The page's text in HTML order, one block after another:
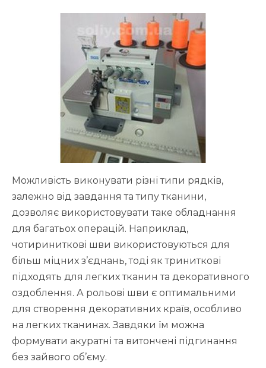
Можливість виконувати різні типи рядків,
залежно від завдання та типу тканини,
дозволяє використовувати таке обладнання
для багатьох операцій. Наприклад,
чотириниткові шви використовуються для
більш міцних з’єднань, тоді як триниткові
підходять для легких тканин та декоративного
оздоблення. А рольові шви є оптимальними
для створення декоративних країв, особливо
на легких тканинах. Завдяки їм можна
формувати акуратні та витончені підгинання
без зайвого об’єму.